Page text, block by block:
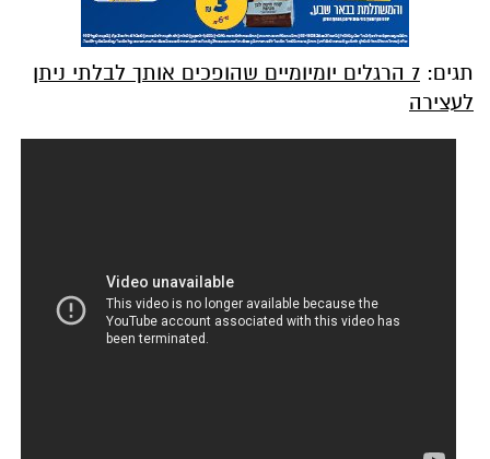
תגים:
7 הרגלים יומיומיים שהופכים אותך לבלתי ניתן
לעצירה